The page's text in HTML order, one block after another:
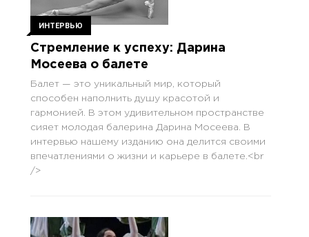
ИНТЕРВЬЮ
Стремление к успеху: Дарина
Мосеева о балете
Балет — это уникальный мир, который
способен наполнить душу красотой и
гармонией. В этом удивительном пространстве
сияет молодая балерина Дарина Мосеева. В
интервью нашему изданию она делится своими
впечатлениями о жизни и карьере в балете.<br
/>